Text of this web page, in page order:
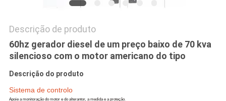
Descrição de produto
60hz gerador diesel de um preço baixo de 70 kva
silencioso com o motor americano do tipo
Descrição do produto
Sistema de controlo
Apoie a monitoração do motor e do alterantor, a medida e a proteção.